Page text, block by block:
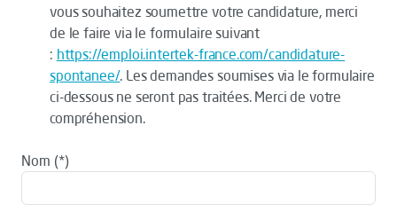
vous souhaitez soumettre votre candidature, merci
de le faire via le formulaire suivant
: https://emploi.intertek-france.com/candidature-
spontanee/. Les demandes soumises via le formulaire
ci-dessous ne seront pas traitées. Merci de votre
compréhension.
Nom